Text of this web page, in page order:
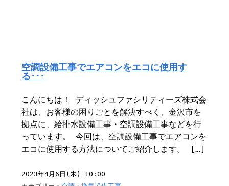
空調設備工事でエアコンをエコに使用す
る･･･
こんにちは！ ディッシュファシリティーズ株式会
社は、お客様の困りごとを解決すべく、金沢市を
拠点に、給排水設備工事・空調設備工事などを行
っています。 今回は、空調設備工事でエアコンを
エコに使用する方法についてご紹介します。 […]
2023年4月6日(木) 10:00